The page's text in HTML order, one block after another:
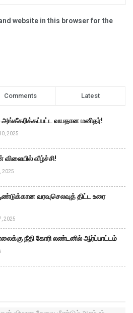
website in this browser for the
Comments Latest
வயதான மனிதர்!
2025
விலையில் வீழ்ச்சி!
2025
வரவுசெலவுத் திட்ட உரை
2025
நீதி கோரி லண்டனில் ஆர்ப்பாட்டம்